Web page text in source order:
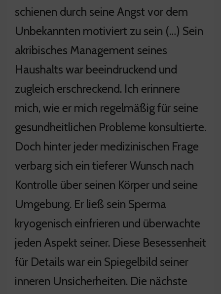
schienen durch seine Angst vor dem
Unbekannten motiviert zu sein (…) Sein
akribisches Management seines
Haushalts war beeindruckend und
zugleich erschreckend. Ich erinnere
mich, wie er mich regelmäßig für seine
gesundheitlichen Probleme konsultierte.
Doch hinter jeder medizinischen Frage
verbarg sich ein tieferer Wunsch nach
Kontrolle über seinen Körper und seine
Umgebung. Er ließ sein Sperma
kryogenisch einfrieren und überwachte
jeden Aspekt seiner. Diese Besessenheit
für Details war ein Spiegelbild seiner
inneren Unsicherheiten. Die nächste